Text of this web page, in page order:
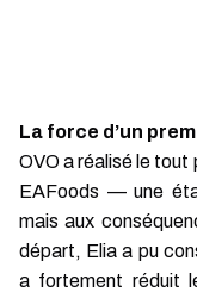
La force d’un
OVO a réalisé le
EAFoods — une
mais aux
départ, Elia a pu
a fortement réduit